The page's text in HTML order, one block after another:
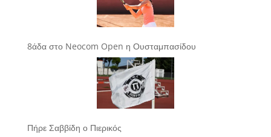
8άδα στο Neocom Open η Ουσταμπασίδου
Πήρε Σαββίδη ο Πιερικός